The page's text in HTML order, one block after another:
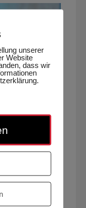
unserer
Website
dass wir